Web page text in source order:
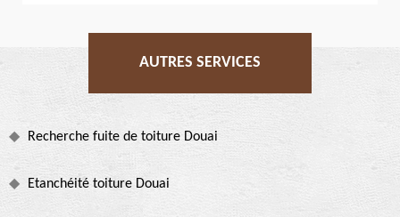
AUTRES SERVICES
Recherche fuite de toiture Douai
Etanchéité toiture Douai